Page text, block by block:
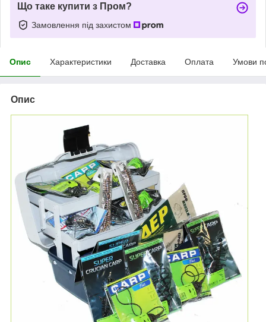
Що таке купити з Пром?
Замовлення під захистом
Опис Характеристики Доставка Оплата Умови
Опис